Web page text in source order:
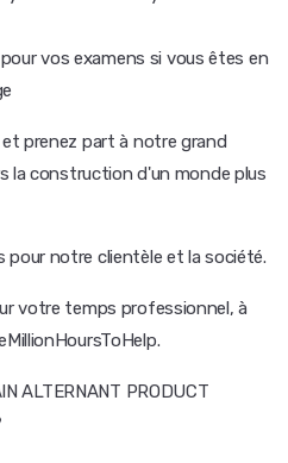
vos examens si vous êtes en
prenez part à notre grand
la construction d'un monde plus
pour notre clientèle et la société.
votre temps professionnel, à
ALTERNANT PRODUCT